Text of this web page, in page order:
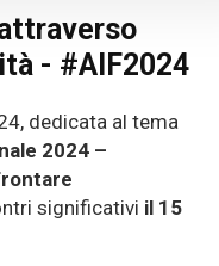
- #AIF2024
dedicata al tema
2024 –
significativi il 15